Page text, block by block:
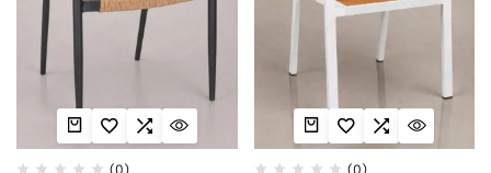
(0) (0)